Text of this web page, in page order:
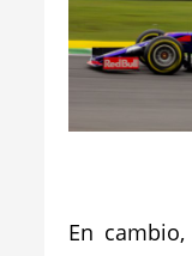
En cambio,